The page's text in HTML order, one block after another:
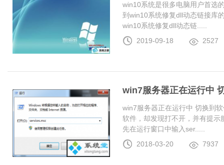
win10系统是很多电脑用户首选
到win10系统修复dll动态链接库
win10系统修复dll动态链.....
2019-09-18
2527
win7服务器正在运行中
win7服务器正在运行中 切换到
软件，却发现打不开，并有提
先在运行窗口中输入ser.....
2018-03-20
7937